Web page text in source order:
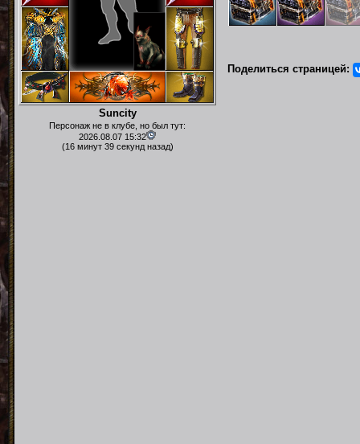
Suncity
Персонаж не в клубе, но был тут:
2026.08.07 15:32
(16 минут 39 секунд назад)
Поделиться страницей: